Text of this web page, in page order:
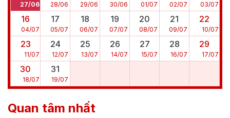
27/06 28/06 29/06 30/06 01/07 02/07 03/07
16
04/07
17
05/07
18
06/07
19
07/07
20
08/07
21
09/07
22
10/07
23
11/07
24
12/07
25
13/07
26
14/07
27
15/07
28
16/07
29
17/07
30
18/07
31
19/07
Quan tâm nhất